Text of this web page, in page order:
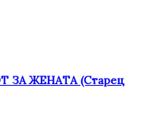
ЗА ЖЕНАТА (Старец